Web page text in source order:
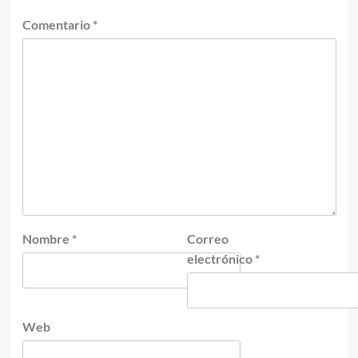
Comentario *
Nombre *
Correo
electrónico *
Web